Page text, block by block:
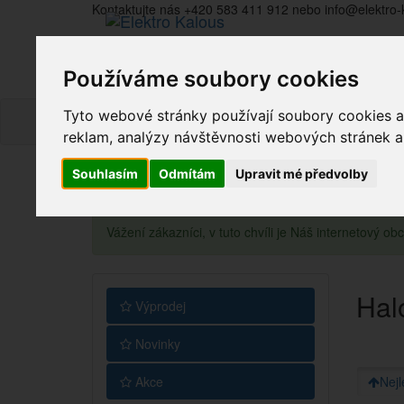
Používáme soubory cookies
Tyto webové stránky používají soubory cookies
reklam, analýzy návštěvnosti webových stránek
Souhlasím Odmítám Upravit mé předvolby
Kontaktujte nás +420 583 411 912 nebo
Vážení zákazníci, v tuto chvíli je Náš internetový
Výprodej
Novinky
Akce